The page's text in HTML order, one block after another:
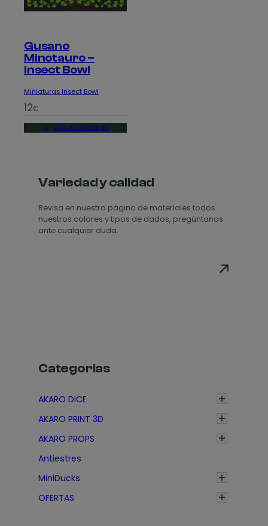
Gusano
Minotauro –
Insect Bowl
Miniaturas Insect Bowl
12€
Añadir al carrito
Variedad y calidad
Revisa en nuestra página de materiales todos
nuestros colores y tipos de dados, pregúntanos
ante cualquier duda.
Categorias
AKARO DICE
AKARO PRINT 3D
AKARO PROPS
Antiestres
MiniDucks
OFERTAS